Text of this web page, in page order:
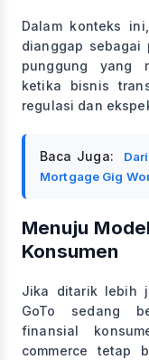
Dalam konteks
dianggap sebagai
punggung yang
ketika bisnis
regulasi dan
Baca Juga:
Mortgage Gig
Menuju
Konsumen
Jika ditarik lebih
GoTo sedang
finansial
commerce tetap